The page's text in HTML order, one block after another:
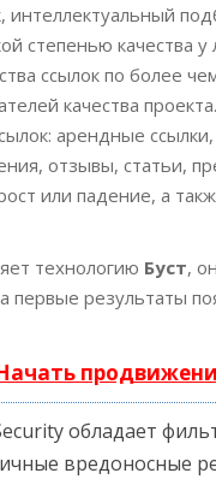
степенью качества
ссылок по более
качества проекта.
арендные
отзывы, статьи,
или падение, а
технологию Буст,
первые результаты
обладает
вредоносные